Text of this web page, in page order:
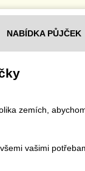
NABÍDKA PŮJČEK
zemích,
vašimi